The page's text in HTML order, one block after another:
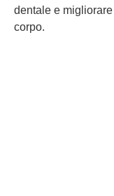
dentale e
corpo.